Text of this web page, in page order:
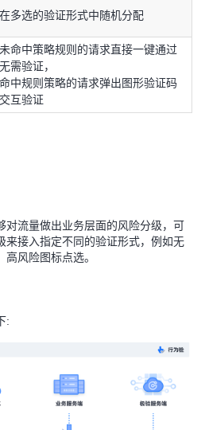
在多选的验证形式中随机分配
未命中策略规则的请求直接一键通过
无需验证，
命中规则策略的请求弹出图形验证码
交互验证
对流量做出业务层面的风险分级，可
来接入指定不同的验证形式，例如无
风险图标点选。
: